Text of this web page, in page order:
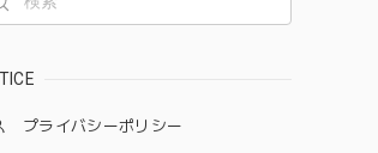
プライバシーポリシー